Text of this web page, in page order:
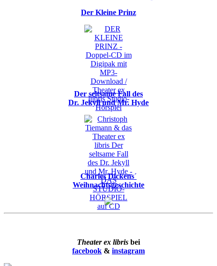
Der Kleine Prinz
Der seltsame Fall des
Dr. Jekyll und Mr. Hyde
Charles Dickens´
Weihnachtsgeschichte
Theater ex libris bei
facebook & instagram